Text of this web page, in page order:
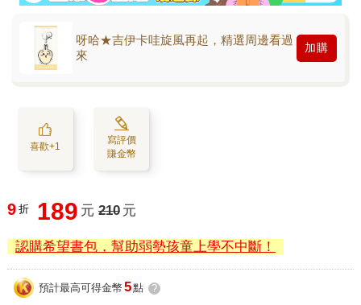
呀哈★吉伊卡哇旋風再起，精選周邊看過
來
加購
喜歡+1
寫評價
賺金幣
9 折 189 元 210 元
認購希望書包，幫助弱勢孩童上學不中斷！
預計最高可得金幣 5點 ?